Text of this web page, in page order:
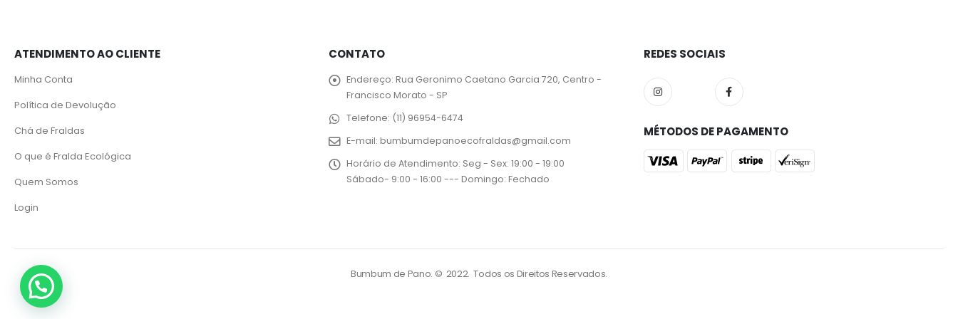
ATENDIMENTO AO CLIENTE
Minha Conta
Política de Devolução
Chá de Fraldas
O que é Fralda Ecológica
Quem Somos
Login
CONTATO
Endereço: Rua Geronimo Caetano Garcia 720, Centro -
Francisco Morato - SP
Telefone: (11) 96954-6474
E-mail: bumbumdepanoecofraldas@gmail.com
Horário de Atendimento: Seg - Sex: 19:00 - 19:00
Sábado- 9:00 - 16:00 --- Domingo: Fechado
REDES SOCIAIS
MÉTODOS DE PAGAMENTO
Bumbum de Pano. © 2022. Todos os Direitos Reservados.